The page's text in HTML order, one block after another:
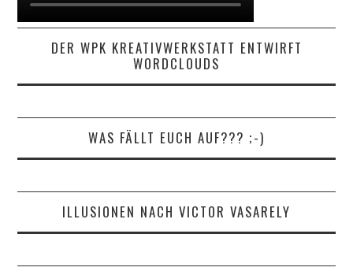
DER WPK KREATIVWERKSTATT ENTWIRFT
WORDCLOUDS
WAS FÄLLT EUCH AUF??? ;-)
ILLUSIONEN NACH VICTOR VASARELY